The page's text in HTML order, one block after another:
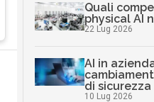
Quali
physical AI
22 Lug 2026
AI in
di sicurezza
10 Lug 2026